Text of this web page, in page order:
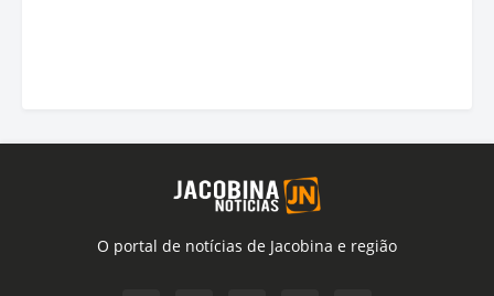
O portal de notícias de Jacobina e região